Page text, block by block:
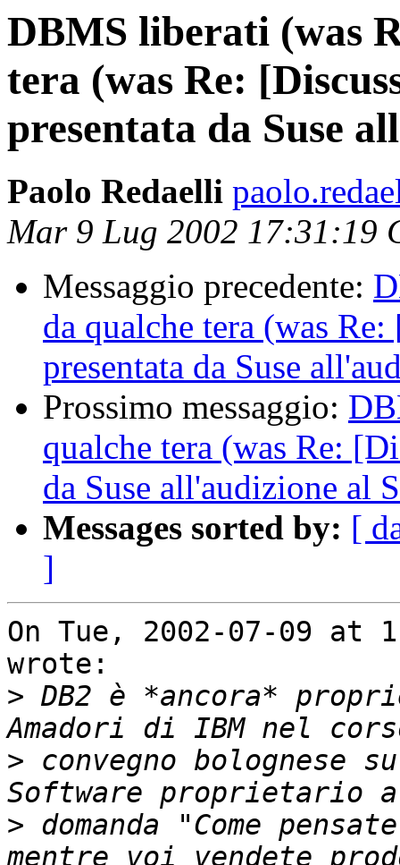
DBMS liberati (was
tera (was Re:
presentata da Suse
Paolo Redaelli
Mar 9 Lug 2002 17:31:19
Messaggio precedente:
da qualche tera (was
presentata da Suse
Prossimo messaggio:
qualche tera (was Re:
da Suse all'audizione al
Messages sorted by: [
]
On Tue, 2002-07-09 at
wrote:
> DB2 è *ancora*
> convegno bolognese
> domanda "Come